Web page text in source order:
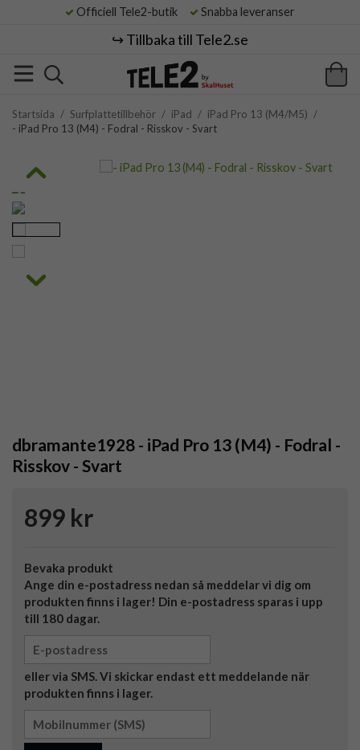
Officiell Tele2-butik Snabba leveranser
↪️ Tillbaka till Tele2.se
Startsida / Surfplattetillbehör / iPad / iPad Pro 13 (M4/M5) /
- iPad Pro 13 (M4) - Fodral - Risskov - Svart
dbramante1928 - iPad Pro 13 (M4) - Fodral -
Risskov - Svart
899 kr
Bevaka produkt
Ange din e-postadress nedan så meddelar vi dig om
produkten finns i lager! Din e-postadress sparas i upp
till 180 dagar.
eller via SMS. Vi skickar endast ett meddelande när
produkten finns i lager.